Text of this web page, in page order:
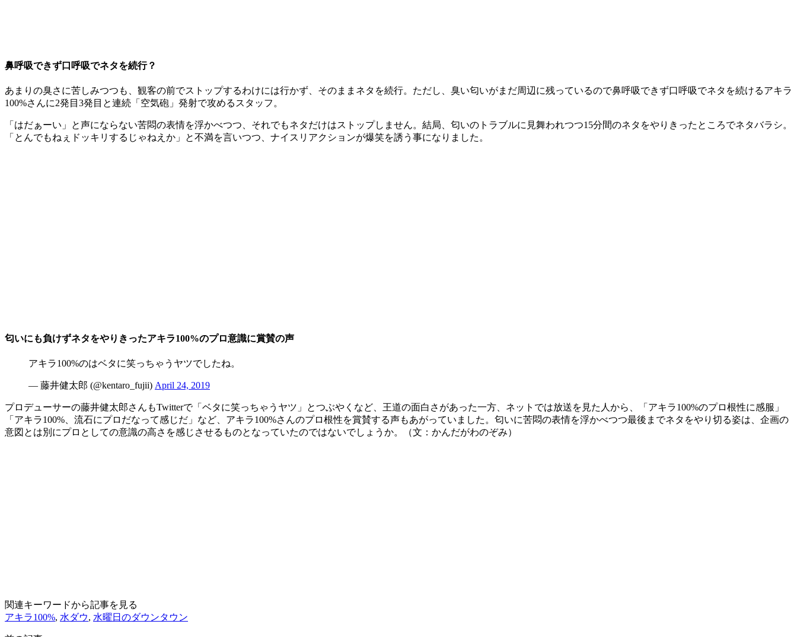
鼻呼吸できず口呼吸でネタを続行？
あまりの臭さに苦しみつつも、観客の前でストップするわけには行かず、そのままネタを続行。ただし、臭い匂いがまだ周辺に残っているので鼻呼吸できず口呼吸でネタを続けるアキラ
100%さんに2発目3発目と連続「空気砲」発射で攻めるスタッフ。
「はだぁーい」と声にならない苦悶の表情を浮かべつつ、それでもネタだけはストップしません。結局、匂いのトラブルに見舞われつつ15分間のネタをやりきったところでネタバラシ。
「とんでもねぇドッキリするじゃねえか」と不満を言いつつ、ナイスリアクションが爆笑を誘う事になりました。
匂いにも負けずネタをやりきったアキラ100%のプロ意識に賞賛の声
アキラ100%のはベタに笑っちゃうヤツでしたね。
— 藤井健太郎 (@kentaro_fujii) April 24, 2019
プロデューサーの藤井健太郎さんもTwitterで「ベタに笑っちゃうヤツ」とつぶやくなど、王道の面白さがあった一方、ネットでは放送を見た人から、「アキラ100%のプロ根性に感服」
「アキラ100%、流石にプロだなって感じだ」など、アキラ100%さんのプロ根性を賞賛する声もあがっていました。匂いに苦悶の表情を浮かべつつ最後までネタをやり切る姿は、企画の
意図とは別にプロとしての意識の高さを感じさせるものとなっていたのではないでしょうか。（文：かんだがわのぞみ）
関連キーワードから記事を見る
アキラ100%, 水ダウ, 水曜日のダウンタウン